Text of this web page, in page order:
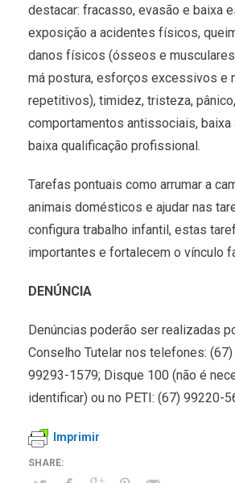
destacar: fracasso, evasão e baixa
exposição a acidentes físicos,
danos físicos (ósseos e
má postura, esforços excessivos e
repetitivos), timidez, tristeza, pânico,
comportamentos antissociais, baixa
baixa qualificação profissional.
Tarefas pontuais como arrumar a
animais domésticos e ajudar nas
configura trabalho infantil, estas
importantes e fortalecem o vínculo
DENÚNCIA
Denúncias poderão ser realizadas
Conselho Tutelar nos telefones:
99293-1579; Disque 100 (não é
identificar) ou no PETI: (67) 99220-
Imprimir